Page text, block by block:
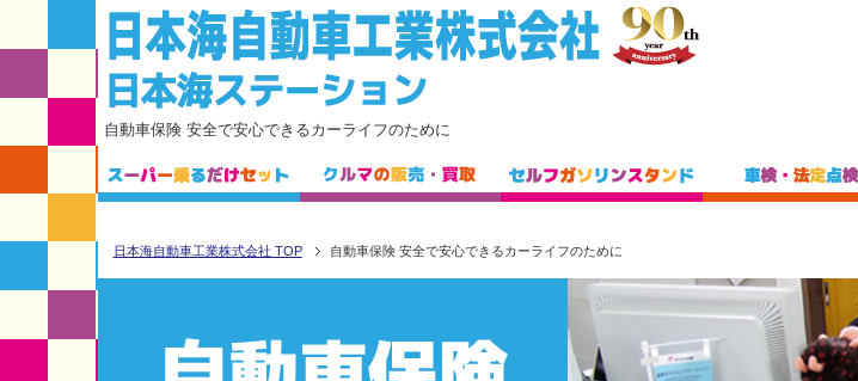
自動車保険 安全で安心できるカーライフのために
日本海自動車工業株式会社 TOP 自動車保険 安全で安心できるカーライフのために